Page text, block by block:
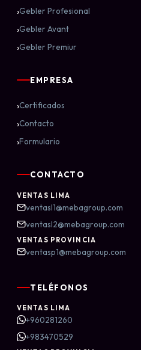
›Gebler Profesional
›Gebler Avant
›Gebler Premiur
EMPRESA
›Certificados
›Contacto
›Formulario
CONTACTO
VENTAS LIMA
ventasl1@mebagroup.com
ventasl2@mebagroup.com
VENTAS PROVINCIA
ventasp1@mebagroup.com
TELÉFONOS
VENTAS LIMA
+960281260
+983470529